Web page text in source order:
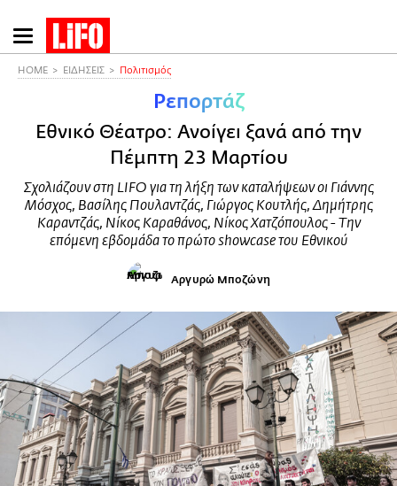
Παράκαμψη
προς
HOME ΕΙΔΗΣΕΙΣ Πολιτισμός
Ρεπορτάζ
Εθνικό Θέατρο: Ανοίγει ξανά από την
Πέμπτη 23 Μαρτίου
Σχολιάζουν στη LIFO για τη λήξη των καταλήψεων οι Γιάννης
Μόσχος, Βασίλης Πουλαντζάς, Γιώργος Κουτλής, Δημήτρης
Καραντζάς, Νίκος Καραθάνος, Νίκος Χατζόπουλος - Την
επόμενη εβδομάδα το πρώτο showcase του Εθνικού
Αργυρώ Μποζώνη